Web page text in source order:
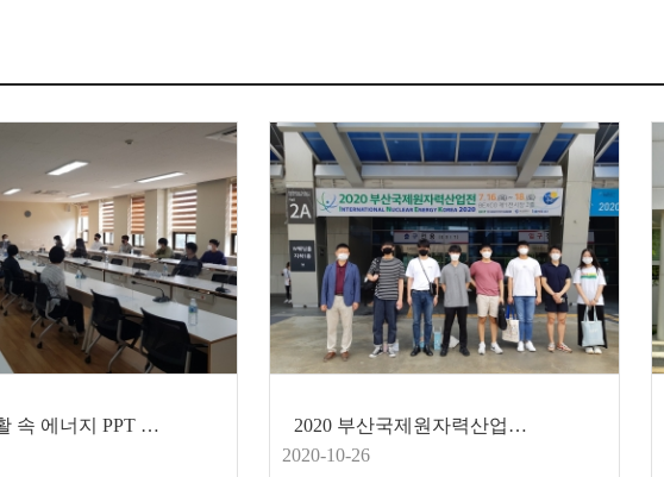
2020년 생활 속 에너지 PPT 경진대회
2020 부산국제원자력산업전 공기업 통합 취업설명회 및 상담회
2020-10-26